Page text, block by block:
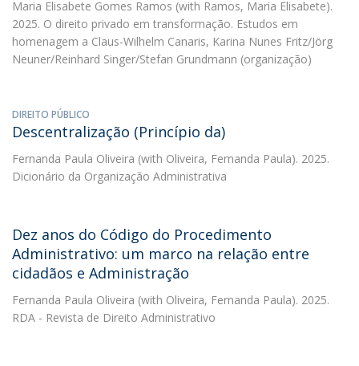
Maria Elisabete Gomes Ramos (with Ramos, Maria Elisabete).
2025. O direito privado em transformação. Estudos em
homenagem a Claus-Wilhelm Canaris, Karina Nunes Fritz/Jörg
Neuner/Reinhard Singer/Stefan Grundmann (organização)
DIREITO PÚBLICO
Descentralização (Princípio da)
Fernanda Paula Oliveira (with Oliveira, Fernanda Paula). 2025.
Dicionário da Organização Administrativa
Dez anos do Código do Procedimento
Administrativo: um marco na relação entre
cidadãos e Administração
Fernanda Paula Oliveira (with Oliveira, Fernanda Paula). 2025.
RDA - Revista de Direito Administrativo